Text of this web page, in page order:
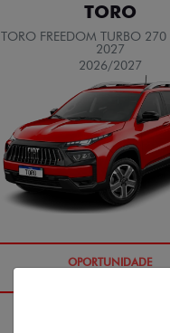
TORO
TORO FREEDOM TURBO 270
2027
2026/2027